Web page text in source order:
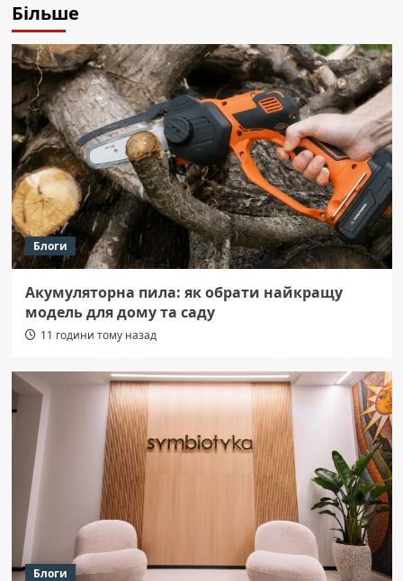
Більше
Блоги
Акумуляторна пила: як обрати найкращу
модель для дому та саду
11 години тому назад
Блоги